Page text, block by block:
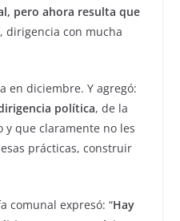
pero ahora resulta que
dirigencia con mucha
en diciembre. Y agregó:
política, de la
y que claramente no les
prácticas, construir
comunal expresó: “Hay